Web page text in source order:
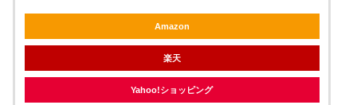
Amazon
楽天
Yahoo!ショッピング